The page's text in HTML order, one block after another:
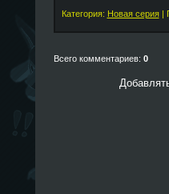
Категория: Новая серия|
Всего комментариев: 0